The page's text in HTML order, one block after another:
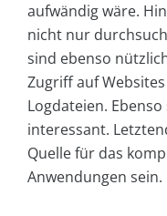
aufwändig wäre.
nicht nur
sind ebenso
Zugriff auf
Logdateien.
interessant.
Quelle für das
Anwendungen sein.